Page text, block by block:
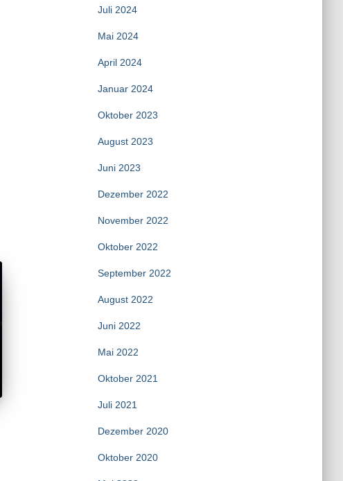
Juli 2024
Mai 2024
April 2024
Januar 2024
Oktober 2023
August 2023
Juni 2023
Dezember 2022
November 2022
Oktober 2022
September 2022
August 2022
Juni 2022
Mai 2022
Oktober 2021
Juli 2021
Dezember 2020
Oktober 2020